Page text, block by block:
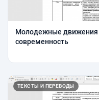
Молодежные движения
современность
ТЕКСТЫ И ПЕРЕВОДЫ